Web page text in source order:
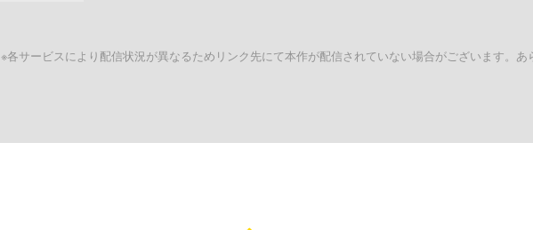
※各サービスにより配信状況が異なるためリンク先にて本作が配信されていない場合がございます。あ